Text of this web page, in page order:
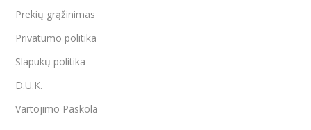
Prekių grąžinimas
Privatumo politika
Slapukų politika
D.U.K.
Vartojimo Paskola